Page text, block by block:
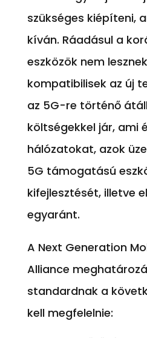
szükséges kiépíteni,
kíván. Ráadásul a
eszközök nem
kompatibilisek az új
az 5G-re történő
költségekkel jár, ami
hálózatokat, azok
5G támogatású
kifejlesztését, illetve
egyaránt.
A Next Generation
Alliance
standardnak a
kell megfelelnie: